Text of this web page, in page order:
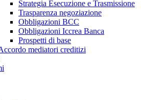
Strategia Esecuzione e Trasmissione
Trasparenza negoziazione
Obbligazioni BCC
Obbligazioni Iccrea Banca
Prospetti di base
mediatori creditizi